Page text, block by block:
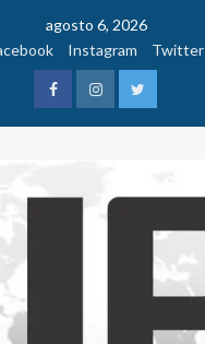
agosto 6, 2026
Instagram Twitter
FacebookInstagramTwitter